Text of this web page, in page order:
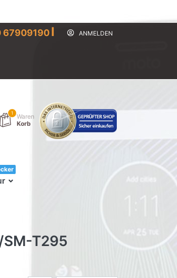
67909190I ANMELDEN
1
Waren
Korb
SM-T295